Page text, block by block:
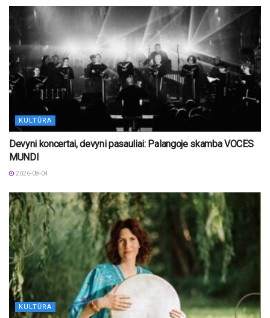
KULTŪRA
Devyni koncertai, devyni pasauliai: Palangoje skamba VOCES
MUNDI
2026-08-04
KULTŪRA